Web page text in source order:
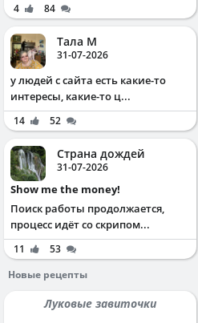
4 84
Тала М
31-07-2026
у людей с сайта есть какие-то
интересы, какие-то ц...
14 52
Страна дождей
31-07-2026
Show me the money!
Поиск работы продолжается,
процесс идёт со скрипом...
11
53
Новые рецепты
Луковые завиточки